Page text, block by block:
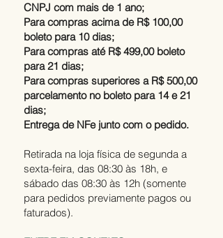
CNPJ com mais de 1 ano;
Para compras acima de R$ 100,00
boleto para 10 dias;
Para compras até R$ 499,00 boleto
para 21 dias;
Para compras superiores a R$ 500,00
parcelamento no boleto para 14 e 21
dias;
Entrega de NFe junto com o pedido.
Retirada na loja física de segunda a
sexta-feira, das 08:30 às 18h, e
sábado das 08:30 às 12h (somente
para pedidos previamente pagos ou
faturados).